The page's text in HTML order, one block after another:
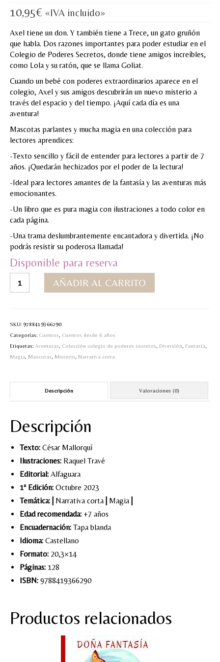
MI CUENTA
Valoraciones y opiniones de TejiendoLEE un
cuento
10,95€ «IVA incluido»
Axel tiene un don. Y también tiene a Trece, un gato gruñón
que habla. Dos razones importantes para poder estudiar en el
Colegio de Poderes Secretos, donde tiene amigos increíbles,
como Lola y su ratón, que se llama Goliat.
Cuando un bebé con poderes extraordinarios aparece en el
colegio, Axel y sus amigos descubrirán un nuevo misterio a
través del espacio y del tiempo. ¡Aquí cada día es una
aventura!
Mascotas parlantes y mucha magia en una colección para
lectores aprendices:
-Texto sencillo y fácil de entender para lectores a partir de 7
años. ¡Quedarán hechizados por el poder de la lectura!
-Ideal para lectores amantes de la fantasía y las aventuras más
emocionantes.
-Un libro que es pura magia con ilustraciones a todo color en
cada página.
-Una trama deslumbrantemente encantadora y divertida. ¡No
podrás resistir su poderosa llamada!
Disponible para reserva
El
viajero
del
tiempo
AÑADIR AL CARRITO
SKU: 9788419366290
Categorías: Cuentos
Cuentos desde 6 años
Etiquetas: Aventuras Colección colegio de poderes secretos Diversión Fantasía
Magia
Mascotas Misterio Narrativa corta
Descripción Valoraciones (0)
Descripción
Texto: César Mallorquí
Ilustraciones: Raquel Travé
Editorial: Alfaguara
1ª Edición: Octubre 2023
Temática:
Narrativa corta Magia
Edad recomendada: +7 años
Encuadernación: Tapa blanda
Idioma: Castellano
Formato: 20,3×14
Páginas: 128
ISBN: 9788419366290
Productos relacionados